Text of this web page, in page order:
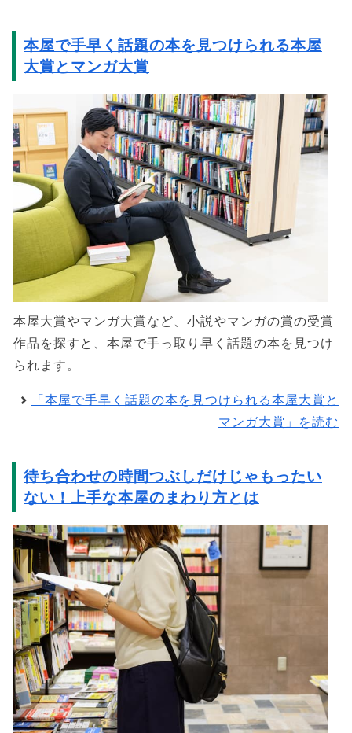
本屋で手早く話題の本を見つけられる本屋
大賞とマンガ大賞
本屋大賞やマンガ大賞など、小説やマンガの賞の受賞
作品を探すと、本屋で手っ取り早く話題の本を見つけ
られます。
「本屋で手早く話題の本を見つけられる本屋大賞と
マンガ大賞」を読む
待ち合わせの時間つぶしだけじゃもったい
ない！上手な本屋のまわり方とは